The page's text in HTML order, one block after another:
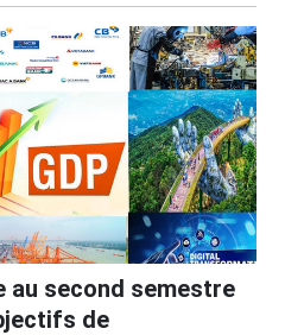
au second semestre
de